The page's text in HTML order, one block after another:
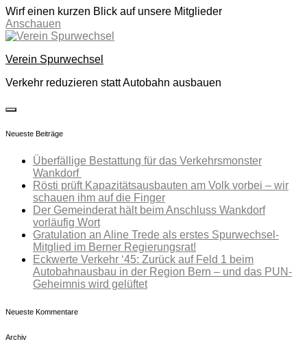
Wirf einen kurzen Blick auf unsere Mitglieder
Anschauen
Skip
content
Verein Spurwechsel
Verkehr reduzieren statt Autobahn ausbauen
toggle
sidebar
Neueste Beiträge
Überfällige Bestattung für das Verkehrsmonster
Wankdorf
Rösti prüft Kapazitätsausbauten am Volk vorbei – wir
schauen ihm auf die Finger
Der Gemeinderat hält beim Anschluss Wankdorf
vorläufig Wort
Gratulation an Aline Trede als erstes Spurwechsel-
Mitglied im Berner Regierungsrat!
Eckwerte Verkehr ‘45: Zurück auf Feld 1 beim
Autobahnausbau in der Region Bern – und das PUN-
Geheimnis wird gelüftet
Neueste Kommentare
Archiv